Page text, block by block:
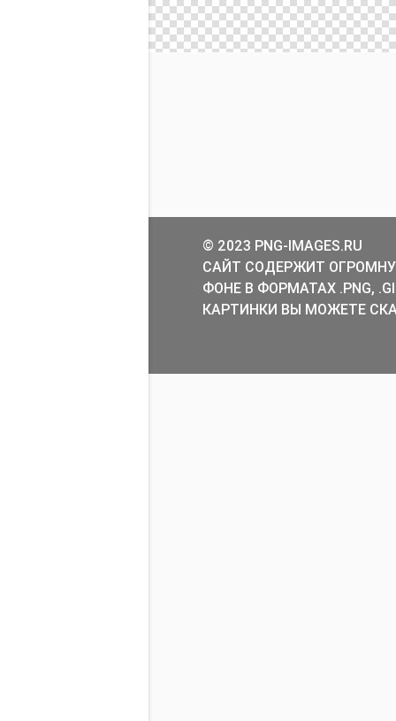
© 2023 PNG-IMAGES.RU
САЙТ СОДЕРЖИТ
ФОНЕ В ФОРМАТАХ .PNG,
КАРТИНКИ ВЫ МОЖЕТЕ